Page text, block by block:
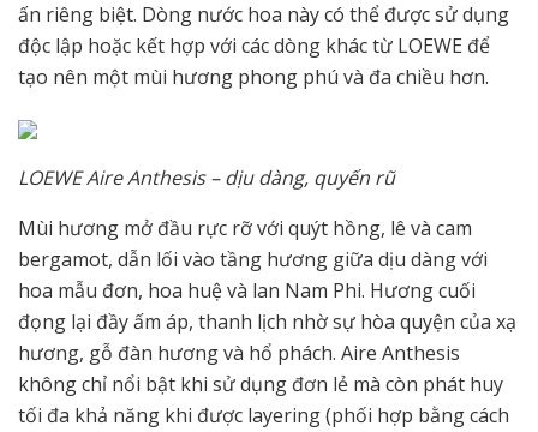
ấn riêng biệt. Dòng nước hoa này có thể được sử dụng
độc lập hoặc kết hợp với các dòng khác từ LOEWE để
tạo nên một mùi hương phong phú và đa chiều hơn.
LOEWE Aire Anthesis – dịu dàng, quyến rũ
Mùi hương mở đầu rực rỡ với quýt hồng, lê và cam
bergamot, dẫn lối vào tầng hương giữa dịu dàng với
hoa mẫu đơn, hoa huệ và lan Nam Phi. Hương cuối
đọng lại đầy ấm áp, thanh lịch nhờ sự hòa quyện của xạ
hương, gỗ đàn hương và hổ phách. Aire Anthesis
không chỉ nổi bật khi sử dụng đơn lẻ mà còn phát huy
tối đa khả năng khi được layering (phối hợp bằng cách